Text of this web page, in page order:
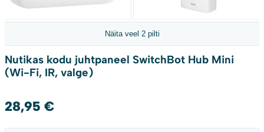
Näita veel 2 pilti
Nutikas kodu juhtpaneel SwitchBot Hub Mini
(Wi-Fi, IR, valge)
28,95 €